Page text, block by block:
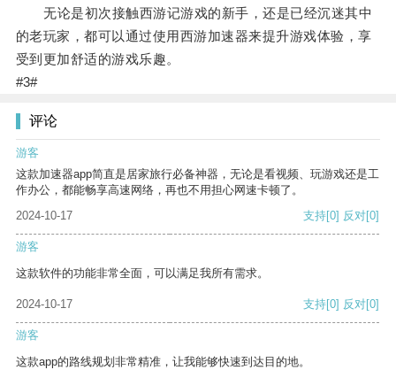
无论是初次接触西游记游戏的新手，还是已经沉迷其中
的老玩家，都可以通过使用西游加速器来提升游戏体验，享
受到更加舒适的游戏乐趣。
#3#
评论
游客
这款加速器app简直是居家旅行必备神器，无论是看视频、玩游戏还是工
作办公，都能畅享高速网络，再也不用担心网速卡顿了。
2024-10-17
支持[0] 反对[0]
游客
这款软件的功能非常全面，可以满足我所有需求。
2024-10-17 支持[0] 反对[0]
游客
这款app的路线规划非常精准，让我能够快速到达目的地。